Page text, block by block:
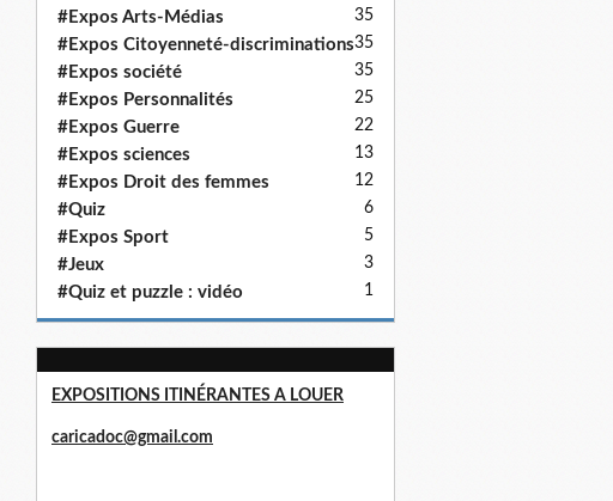
#Expos Arts-Médias 35
#Expos Citoyenneté-discriminations35
#Expos société 35
#Expos Personnalités 25
#Expos Guerre 22
#Expos sciences 13
#Expos Droit des femmes 12
#Quiz 6
#Expos Sport 5
#Jeux 3
#Quiz et puzzle : vidéo 1
EXPOSITIONS ITINÉRANTES A LOUER
caricadoc@gmail.com